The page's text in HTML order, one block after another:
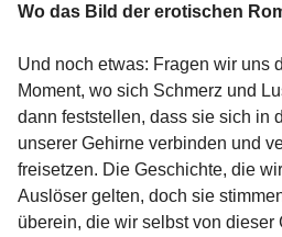
Wo das Bild der erotischen
Und noch etwas: Fragen wir uns
Moment, wo sich Schmerz und
dann feststellen, dass sie sich in
unserer Gehirne verbinden und
freisetzen. Die Geschichte, die
Auslöser gelten, doch sie
überein, die wir selbst von dieser